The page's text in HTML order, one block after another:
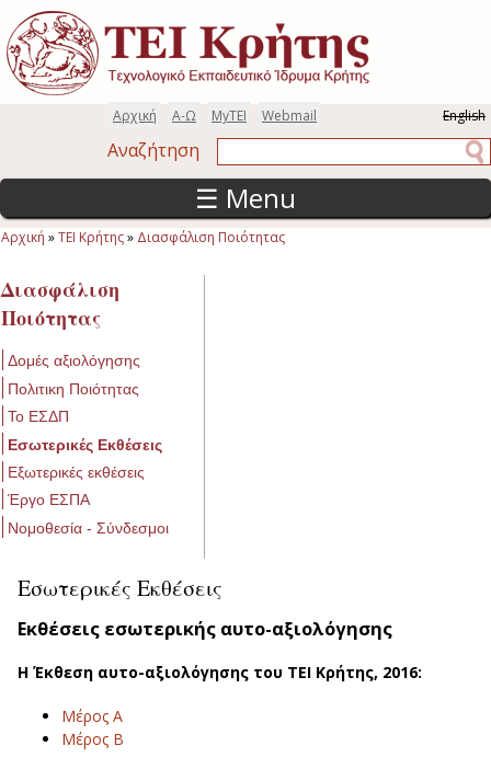
Παράκαμψη προς το κυρίως περιεχόμενο
English
Webmail
MyTEI
Α-Ω
Αρχική
Αναζήτηση
☰ Menu
Αρχική »ΤΕΙ Κρήτης» Διασφάλιση Ποιότητας
Διασφάλιση
Ποιότητας
Δομές αξιολόγησης
Πολιτικη Ποιότητας
Το ΕΣΔΠ
Εσωτερικές Εκθέσεις
Εξωτερικές εκθέσεις
Έργο ΕΣΠΑ
Νομοθεσία - Σύνδεσμοι
Εσωτερικές Εκθέσεις
Εκθέσεις εσωτερικής αυτο-αξιολόγησης
Η Έκθεση αυτο-αξιολόγησης του ΤΕΙ Κρήτης, 2016:
Μέρος Α
Μέρος Β